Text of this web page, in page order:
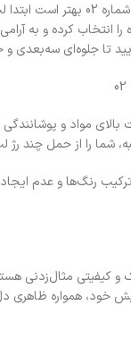
برای استفاده
کرده و به
تا جلوه‌ای سه‌بعدی
آنجل شماره 02 علاوه بر
شما را از حمل چند
ترکیب رنگ‌ها و
خود، همواره ظاهری